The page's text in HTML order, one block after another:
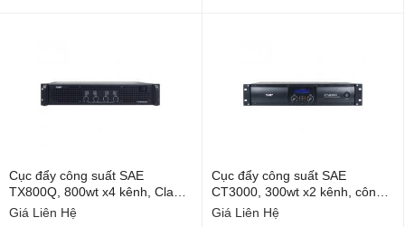
Cục đẩy công suất SAE
TX800Q, 800wt x4 kênh, Class
D, Dùng Karaoke, sân khấu
Giá Liên Hệ
Cục đẩy công suất SAE
CT3000, 300wt x2 kênh, công
nghệ CLASS D, Karaoke, Nghe
Giá Liên Hệ